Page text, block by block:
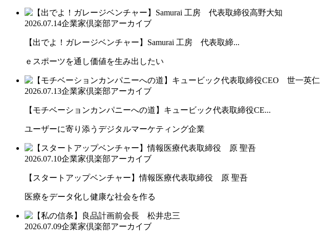
2026.07.14企業家倶楽部アーカイブ
【出でよ！ガレージベンチャー】Samurai 工房 代表取締...
ｅスポーツを通し価値を生み出したい
2026.07.13企業家倶楽部アーカイブ
【モチベーションカンパニーへの道】キュービック代表取締役CE...
ユーザーに寄り添うデジタルマーケティング企業
2026.07.10企業家倶楽部アーカイブ
【スタートアップベンチャー】情報医療代表取締役 原 聖吾
医療をデータ化し健康な社会を作る
2026.07.09企業家倶楽部アーカイブ